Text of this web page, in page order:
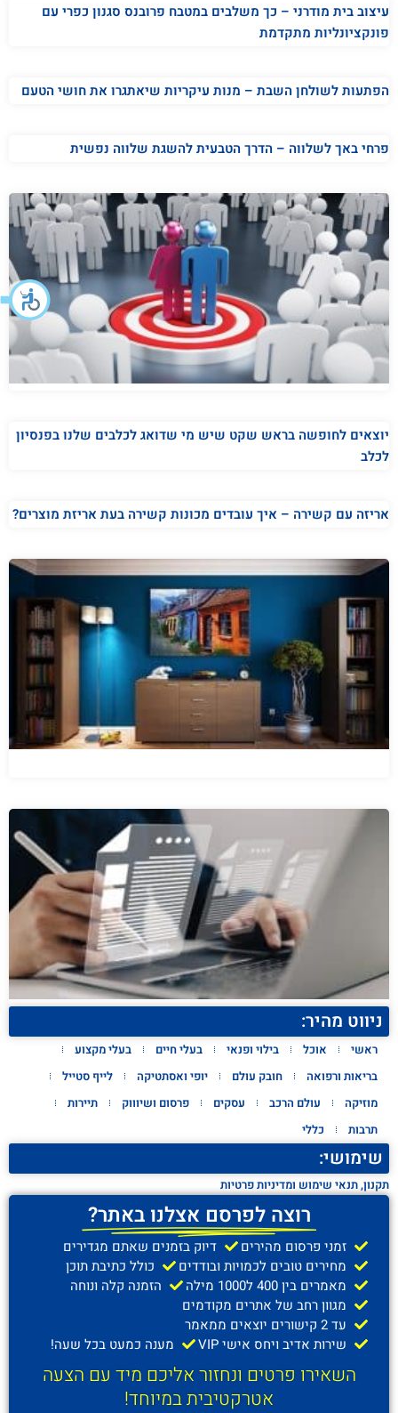
עיצוב בית מודרני – כך משלבים במטבח פרובנס סגנון כפרי עם
פונקציונליות מתקדמת
הפתעות לשולחן השבת – מנות עיקריות שיאתגרו את חושי הטעם
פרחי באך לשלווה – הדרך הטבעית להשגת שלווה נפשית
יוצאים לחופשה בראש שקט שיש מי שדואג לכלבים שלנו בפנסיון
לכלב
אריזה עם קשירה – איך עובדים מכונות קשירה בעת אריזת מוצרים?
ניווט מהיר:
ראשי אוכל בילוי ופנאי בעלי חיים
בעלי מקצוע
בריאות ורפואה
חובק עולם יופי ואסתטיקה
לייף סטייל
מוזיקה
עולם הרכב עסקים פרסום ושיוווק
תיירות
תרבות
כללי
שימושי:
תקנון, תנאי שימוש ומדיניות פרטיות
רוצה לפרסם אצלנו באתר?
זמני פרסום מהירים
דיוק בזמנים שאתם מגדירים
מחירים טובים לכמויות ובודדים
כולל כתיבת תוכן
מאמרים בין 400 ל1000 מילה
הזמנה קלה ונוחה
מגוון רחב של אתרים מקודמים
עד 2 קישורים יוצאים ממאמר
שירות אדיב ויחס אישי VIP
מענה כמעט בכל שעה!
השאירו פרטים ונחזור אליכם מיד עם הצעה
אטרקטיבית במיוחד!